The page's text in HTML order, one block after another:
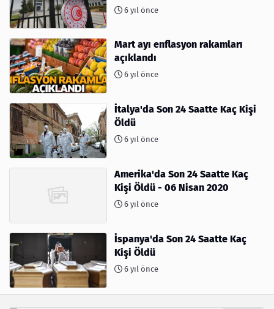
6 yıl önce
Mart ayı enflasyon rakamları
açıklandı
6 yıl önce
İtalya'da Son 24 Saatte Kaç Kişi
Öldü
6 yıl önce
Amerika'da Son 24 Saatte Kaç
Kişi Öldü - 06 Nisan 2020
6 yıl önce
İspanya'da Son 24 Saatte Kaç
Kişi Öldü
6 yıl önce